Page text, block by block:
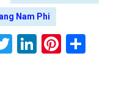
Nam Phi
Twitter
LinkedIn
Pinterest